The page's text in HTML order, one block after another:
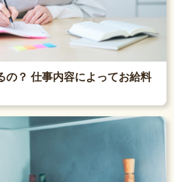
の？ 仕事内容によってお給料